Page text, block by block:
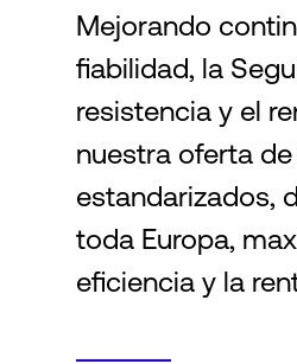
Mejorando
fiabilidad, la
resistencia y el
nuestra oferta
estandarizados,
toda Europa,
eficiencia y la